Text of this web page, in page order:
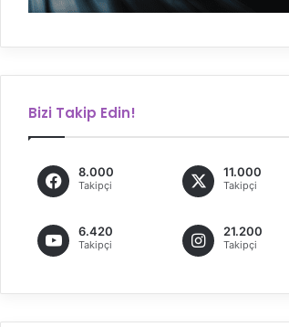
Bizi Takip Edin!
8.000
Takipçi
11.000
Takipçi
6.420
Takipçi
21.200
Takipçi